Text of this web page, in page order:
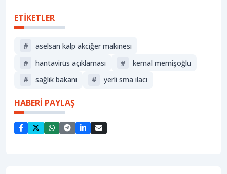
ETİKETLER
#
aselsan kalp akciğer makinesi
#
hantavirüs açıklaması #
kemal memişoğlu
#
sağlık bakanı # yerli sma ilacı
HABERİ PAYLAŞ